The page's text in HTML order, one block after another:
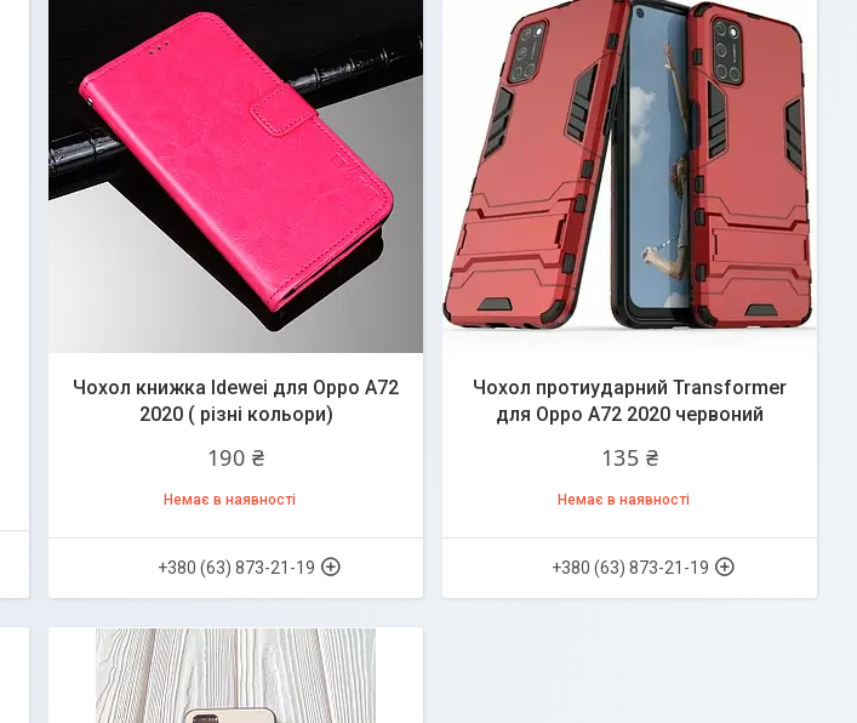
Чохол книжка Idewei для Oppo A72
2020 ( різні кольори)
190 ₴
Немає в наявності
+380 (63) 873-21-19
Чохол протиударний Transformer
для Oppo A72 2020 червоний
135 ₴
Немає в наявності
+380 (63) 873-21-19